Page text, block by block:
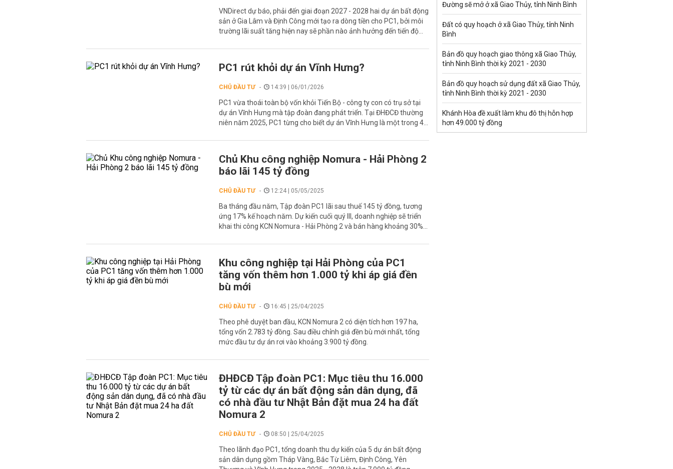
VNDirect dự báo, phải đến giai đoạn 2027 - 2028 hai dự án bất động
sản ở Gia Lâm và Định Công mới tạo ra dòng tiền cho PC1, bởi môi
trường lãi suất tăng hiện nay sẽ phần nào ảnh hưởng đến tiến độ...
PC1 rút khỏi dự án Vĩnh Hưng?
CHỦ ĐẦU TƯ 14:39 | 06/01/2026
PC1 vừa thoái toàn bộ vốn khỏi Tiến Bộ - công ty con có trụ sở tại
dự án Vĩnh Hưng mà tập đoàn đang phát triển. Tại ĐHĐCĐ thường
niên năm 2025, PC1 từng cho biết dự án Vĩnh Hưng là một trong 4...
Chủ Khu công nghiệp Nomura - Hải Phòng 2
báo lãi 145 tỷ đồng
CHỦ ĐẦU TƯ 12:24 | 05/05/2025
Ba tháng đầu năm, Tập đoàn PC1 lãi sau thuế 145 tỷ đồng, tương
ứng 17% kế hoạch năm. Dự kiến cuối quý III, doanh nghiệp sẽ triển
khai thi công KCN Nomura - Hải Phòng 2 và bán hàng khoảng 30%...
Khu công nghiệp tại Hải Phòng của PC1
tăng vốn thêm hơn 1.000 tỷ khi áp giá đền
bù mới
CHỦ ĐẦU TƯ 16:45 | 25/04/2025
Theo phê duyệt ban đầu, KCN Nomura 2 có diện tích hơn 197 ha,
tổng vốn 2.783 tỷ đồng. Sau điều chỉnh giá đền bù mới nhất, tổng
mức đầu tư dự án rơi vào khoảng 3.900 tỷ đồng.
ĐHĐCĐ Tập đoàn PC1: Mục tiêu thu 16.000
tỷ từ các dự án bất động sản dân dụng, đã
có nhà đầu tư Nhật Bản đặt mua 24 ha đất
Nomura 2
CHỦ ĐẦU TƯ 08:50 | 25/04/2025
Theo lãnh đạo PC1, tổng doanh thu dự kiến của 5 dự án bất động
sản dân dụng gồm Tháp Vàng, Bắc Từ Liêm, Định Công, Yên
Đường sẽ mở ở xã Giao Thủy, tỉnh Ninh Bình
Đất có quy hoạch ở xã Giao Thủy, tỉnh Ninh
Bình
Bản đồ quy hoạch giao thông xã Giao Thủy,
tỉnh Ninh Bình thời kỳ 2021 - 2030
Bản đồ quy hoạch sử dụng đất xã Giao Thủy,
tỉnh Ninh Bình thời kỳ 2021 - 2030
Khánh Hòa đề xuất làm khu đô thị hỗn hợp
hơn 49.000 tỷ đồng